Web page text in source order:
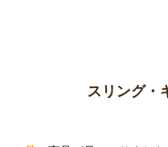
スリング・